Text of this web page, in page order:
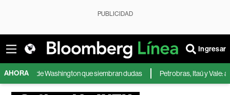
PUBLICIDAD
Ingresar
AHORA
de Washington que siembran dudas Petrobras, Itaú y Vale: